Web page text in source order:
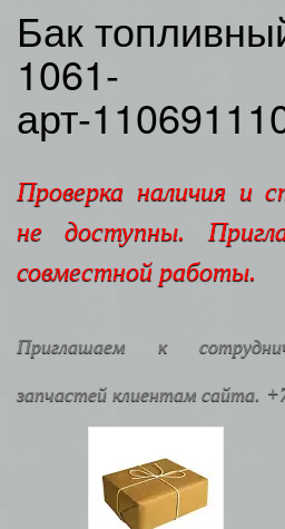
Бак
1061-
арт-
Проверка наличия и
не доступны.
совместной работы.
Приглашаем к
запчастей клиентам сайта.